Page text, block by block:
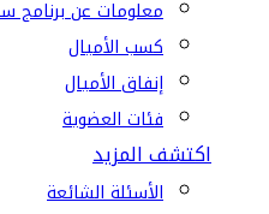
معلومات عن برنامج
كسب الأميال
إنفاق الأميال
فئات العضوية
اكتشف المزيد
الأسئلة الشائعة